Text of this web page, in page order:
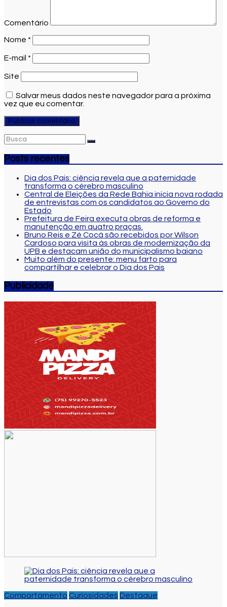
Comentário
Nome *
E-mail *
Site
Salvar meus dados neste navegador para a próxima
vez que eu comentar.
Posts recentes
Dia dos Pais: ciência revela que a paternidade
transforma o cérebro masculino
Central de Eleições da Rede Bahia inicia nova rodada
de entrevistas com os candidatos ao Governo do
Estado
Prefeitura de Feira executa obras de reforma e
manutenção em quatro praças.
Bruno Reis e Zé Cocá são recebidos por Wilson
Cardoso para visita às obras de modernização da
UPB e destacam união do municipalismo baiano
Muito além do presente: menu farto para
compartilhar e celebrar o Dia dos Pais
Publicidade
Comportamento Curiosidades Destaque